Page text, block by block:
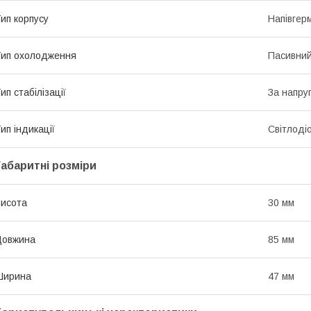
корпусу
охолодження
стабілізації За
індикації
розміри
30 мм
85 мм
47 мм